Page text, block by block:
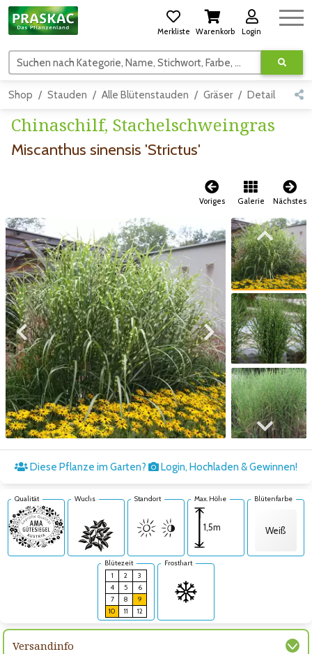
Merkliste Warenkorb Login
Suchen nach Kategorie, Name, Stichwort, Farbe, usw.
Shop Stauden Alle Blütenstauden Gräser Detail
Chinaschilf, Stachelschweingras
Miscanthus sinensis 'Strictus'
Voriges Galerie Nächstes
Zum vorigen Bild Zum nächsten Bild
Zum vorigen Bild
Zum nächsten Bild
Diese Pflanze im Garten? Login, Hochladen & Gewinnen!
Qualität Wuchs Standort Max. Höhe
1,5m
Blütenfarbe
Weiß
Blütezeit
1
2
3
4
5
6
7
8
9
10
11 12
Frosthart
Versandinfo